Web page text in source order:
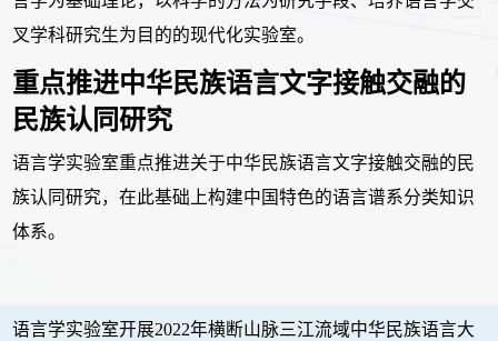
叉学科研究生为目的的现代化实验室。
重点推进中华民族语言文字接触交融的
民族认同研究
语言学实验室重点推进关于中华民族语言文字接触交融的民
族认同研究，在此基础上构建中国特色的语言谱系分类知识
体系。
语言学实验室开展2022年横断山脉三江流域中华民族语言大